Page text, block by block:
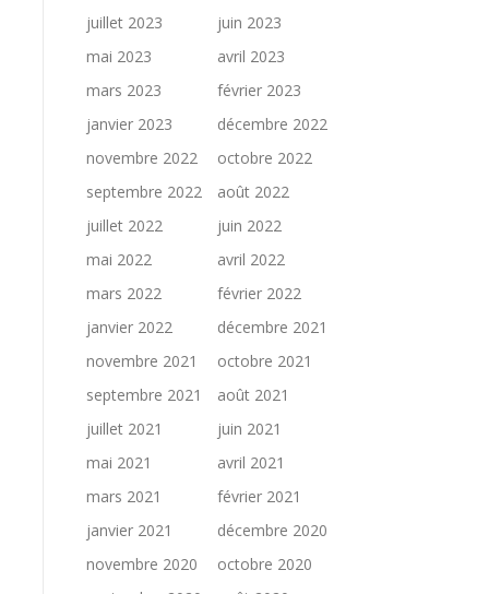
juillet 2023
juin 2023
mai 2023
avril 2023
mars 2023
février 2023
janvier 2023
décembre 2022
novembre 2022
octobre 2022
septembre 2022
août 2022
juillet 2022
juin 2022
mai 2022
avril 2022
mars 2022
février 2022
janvier 2022
décembre 2021
novembre 2021
octobre 2021
septembre 2021
août 2021
juillet 2021
juin 2021
mai 2021
avril 2021
mars 2021
février 2021
janvier 2021
décembre 2020
novembre 2020
octobre 2020